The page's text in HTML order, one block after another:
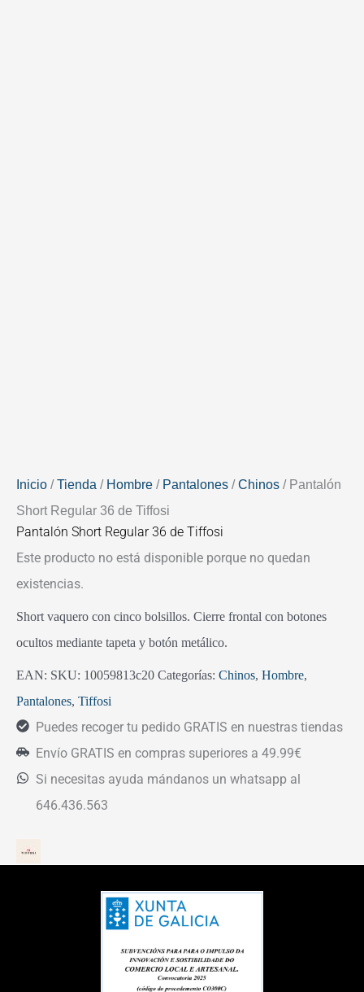
Inicio /Tienda / Hombre / Pantalones /Chinos / Pantalón
Short Regular 36 de Tiffosi
Pantalón Short Regular 36 de Tiffosi
Este producto no está disponible porque no quedan
existencias.
Short vaquero con cinco bolsillos. Cierre frontal con botones
ocultos mediante tapeta y botón metálico.
EAN: SKU: 10059813c20 Categorías: Chinos, Hombre,
Pantalones, Tiffosi
Puedes recoger tu pedido GRATIS en nuestras tiendas
Envío GRATIS en compras superiores a 49.99€
Si necesitas ayuda mándanos un whatsapp al
646.436.563